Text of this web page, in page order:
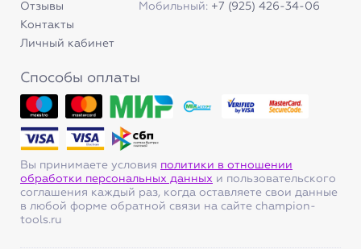
Отзывы
Контакты
Личный кабинет
Мобильный: +7 (925) 426-34-06
Способы оплаты
Вы принимаете условия политики в отношении
обработки персональных данных и пользовательского
соглашения каждый раз, когда оставляете свои данные
в любой форме обратной связи на сайте champion-
tools.ru